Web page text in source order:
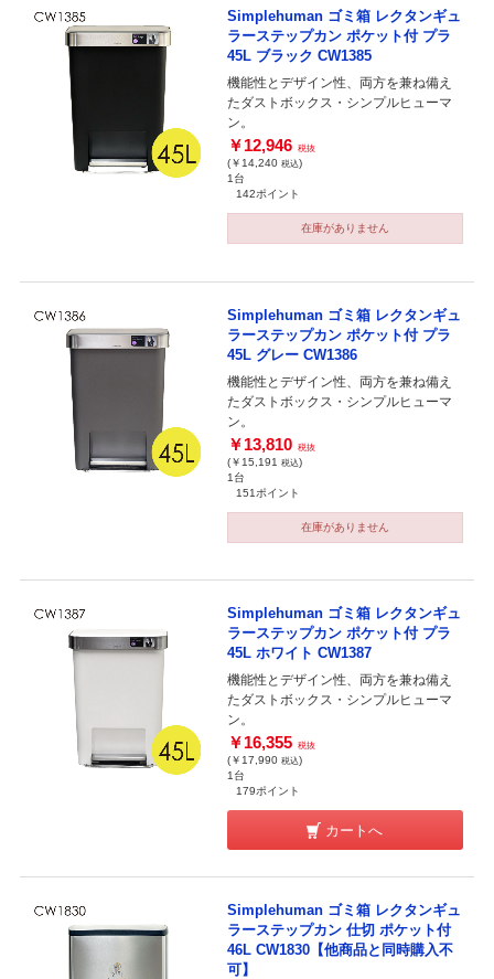
Simplehuman ゴミ箱 レクタンギュ
ラーステップカン ポケット付 プラ
45L ブラック CW1385
機能性とデザイン性、両方を兼ね備え
たダストボックス・シンプルヒューマ
ン。
￥12,946 税抜
(￥14,240 税込)
1台
142ポイント
在庫がありません
Simplehuman ゴミ箱 レクタンギュ
ラーステップカン ポケット付 プラ
45L グレー CW1386
機能性とデザイン性、両方を兼ね備え
たダストボックス・シンプルヒューマ
ン。
￥13,810 税抜
(￥15,191 税込)
1台
151ポイント
在庫がありません
Simplehuman ゴミ箱 レクタンギュ
ラーステップカン ポケット付 プラ
45L ホワイト CW1387
機能性とデザイン性、両方を兼ね備え
たダストボックス・シンプルヒューマ
ン。
￥16,355 税抜
(￥17,990 税込)
1台
179ポイント
カートへ
Simplehuman ゴミ箱 レクタンギュ
ラーステップカン 仕切 ポケット付
46L CW1830【他商品と同時購入不
可】